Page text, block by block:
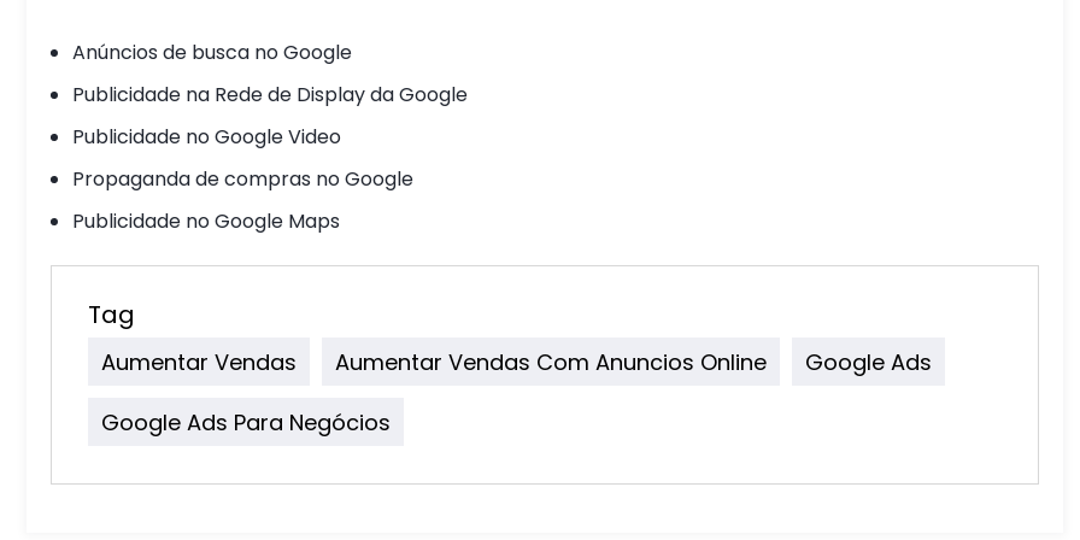
Anúncios de busca no Google
Publicidade na Rede de Display da Google
Publicidade no Google Video
Propaganda de compras no Google
Publicidade no Google Maps
Tag
Aumentar Vendas Aumentar Vendas Com Anuncios Online
Google Ads
Google Ads Para Negócios